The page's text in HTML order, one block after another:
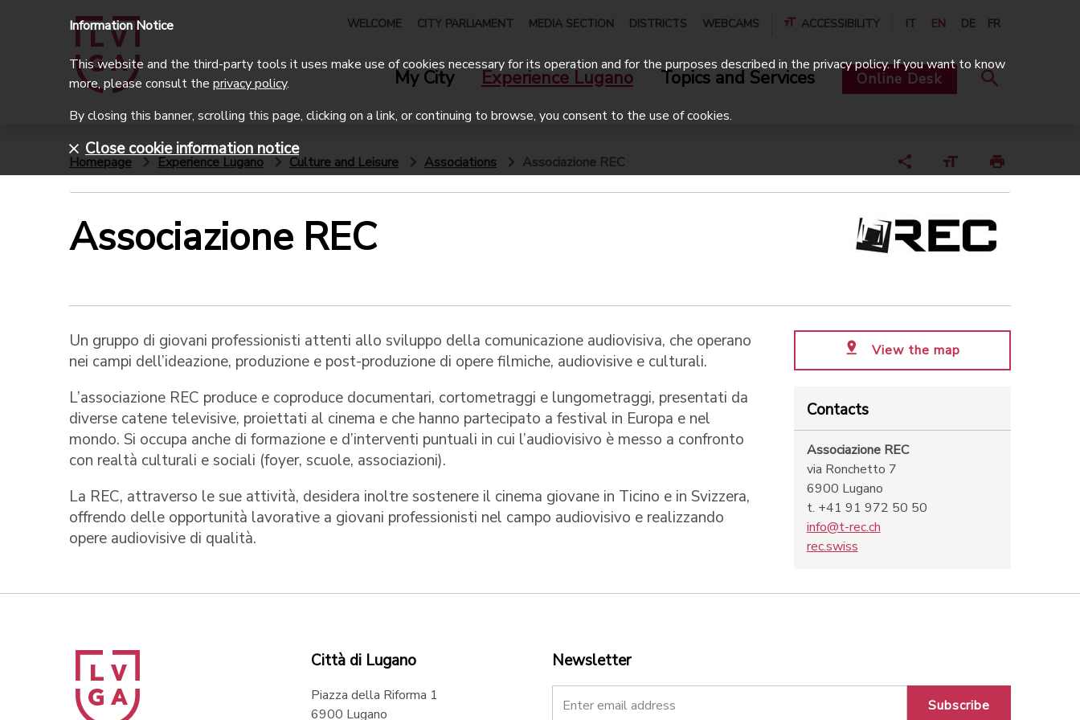
WELCOME CITY PARLIAMENT MEDIA SECTION DISTRICTS WEBCAMS ACCESSIBILITY IT EN DE FR
My City Experience Lugano Topics and Services Online Desk
Homepage Experience Lugano Culture and Leisure Associations Associazione REC
Associazione REC
Un gruppo di giovani professionisti attenti allo sviluppo della comunicazione audiovisiva, che operano
nei campi dell’ideazione, produzione e post-produzione di opere filmiche, audiovisive e culturali.
L’associazione REC produce e coproduce documentari, cortometraggi e lungometraggi, presentati da
diverse catene televisive, proiettati al cinema e che hanno partecipato a festival in Europa e nel
mondo. Si occupa anche di formazione e d’interventi puntuali in cui l’audiovisivo è messo a confronto
con realtà culturali e sociali (foyer, scuole, associazioni).
La REC, attraverso le sue attività, desidera inoltre sostenere il cinema giovane in Ticino e in Svizzera,
offrendo delle opportunità lavorative a giovani professionisti nel campo audiovisivo e realizzando
opere audiovisive di qualità.
View the map
Contacts
Associazione REC
via Ronchetto 7
6900 Lugano
t. +41 91 972 50 50
info@t-rec.ch
rec.swiss
Città di Lugano
Piazza della Riforma 1
6900 Lugano
Newsletter
Subscribe
Information Notice
This website and the third-party tools it uses make use of cookies necessary for its operation and for the purposes described in the privacy policy. If you want to know
more, please consult the privacy policy.
By closing this banner, scrolling this page, clicking on a link, or continuing to browse, you consent to the use of cookies.
Close cookie information notice